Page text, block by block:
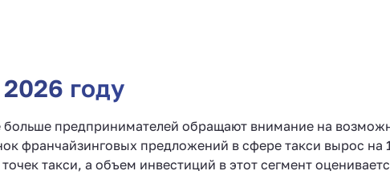
году
больше предпринимателей обращают внимание на
франчайзинговых предложений в сфере такси вырос
такси, а объем инвестиций в этот сегмент